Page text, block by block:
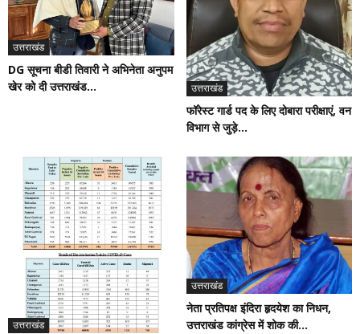
उत्तराखंड
DG सूचना बीडी तिवारी ने अभिनेता अनुपम
खेर को दी उत्तराखंड...
उत्तराखंड
फॉरेस्ट गार्ड पद के लिए दोबारा परीक्षाएं, वन
विभाग से जुड़े...
उत्तराखंड
उत्तराखंड
नेता प्रतिपक्ष इंदिरा हृदयेश का निधन,
उत्तराखंड कांग्रेस में शोक की...